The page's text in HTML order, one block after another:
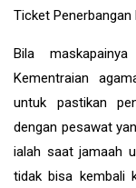
Ticket Penerbangan
Bila
Kementraian
untuk pastikan
dengan pesawat
ialah saat jamaah
tidak bisa kembali